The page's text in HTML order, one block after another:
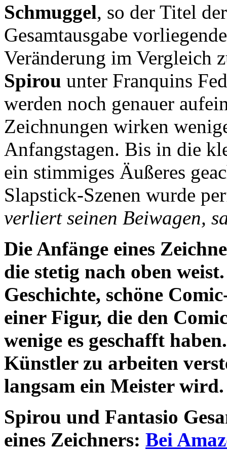
Schmuggel, so der Titel
Gesamtausgabe
Veränderung im Vergleich
Spirou unter Franquins
werden noch genauer
Zeichnungen wirken
Anfangstagen. Bis in die
ein stimmiges Äußeres
Slapstick-Szenen wurde
verliert seinen Beiwagen,
Die Anfänge eines
die stetig nach oben
Geschichte, schöne
einer Figur, die den
wenige es geschafft
Künstler zu arbeiten
langsam ein Meister
Spirou und Fantasio
eines Zeichners: Bei